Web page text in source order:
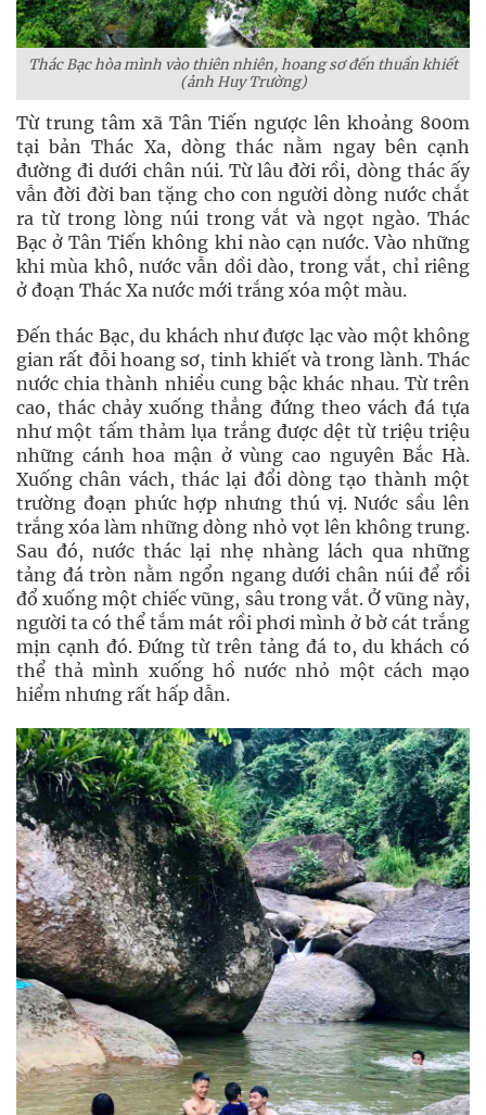
Thác Bạc hòa mình vào thiên nhiên, hoang sơ đến thuần khiết
(ảnh Huy Trường)
Từ trung tâm xã Tân Tiến ngược lên khoảng 800m
tại bản Thác Xa, dòng thác nằm ngay bên cạnh
đường đi dưới chân núi. Từ lâu đời rồi, dòng thác ấy
vẫn đời đời ban tặng cho con người dòng nước chắt
ra từ trong lòng núi trong vắt và ngọt ngào. Thác
Bạc ở Tân Tiến không khi nào cạn nước. Vào những
khi mùa khô, nước vẫn dồi dào, trong vắt, chỉ riêng
ở đoạn Thác Xa nước mới trắng xóa một màu.
Đến thác Bạc, du khách như được lạc vào một không
gian rất đỗi hoang sơ, tinh khiết và trong lành. Thác
nước chia thành nhiều cung bậc khác nhau. Từ trên
cao, thác chảy xuống thẳng đứng theo vách đá tựa
như một tấm thảm lụa trắng được dệt từ triệu triệu
những cánh hoa mận ở vùng cao nguyên Bắc Hà.
Xuống chân vách, thác lại đổi dòng tạo thành một
trường đoạn phức hợp nhưng thú vị. Nước sầu lên
trắng xóa làm những dòng nhỏ vọt lên không trung.
Sau đó, nước thác lại nhẹ nhàng lách qua những
tảng đá tròn nằm ngổn ngang dưới chân núi để rồi
đổ xuống một chiếc vũng, sâu trong vắt. Ở vũng này,
người ta có thể tắm mát rồi phơi mình ở bờ cát trắng
mịn cạnh đó. Đứng từ trên tảng đá to, du khách có
thể thả mình xuống hồ nước nhỏ một cách mạo
hiểm nhưng rất hấp dẫn.